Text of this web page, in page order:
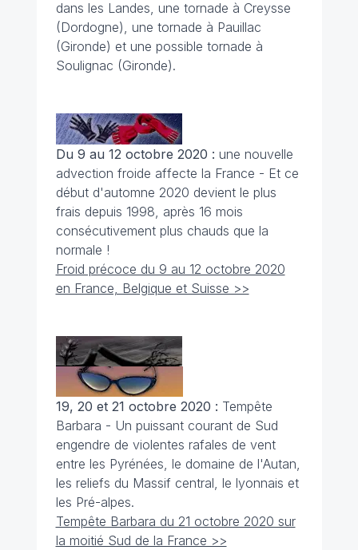
dans les Landes, une tornade à Creysse
(Dordogne), une tornade à Pauillac
(Gironde) et une possible tornade à
Soulignac (Gironde).
Du 9 au 12 octobre 2020 : une nouvelle
advection froide affecte la France - Et ce
début d'automne 2020 devient le plus
frais depuis 1998, après 16 mois
consécutivement plus chauds que la
normale !
Froid précoce du 9 au 12 octobre 2020
en France, Belgique et Suisse >>
19, 20 et 21 octobre 2020 : Tempête
Barbara - Un puissant courant de Sud
engendre de violentes rafales de vent
entre les Pyrénées, le domaine de l'Autan,
les reliefs du Massif central, le lyonnais et
les Pré-alpes.
Tempête Barbara du 21 octobre 2020 sur
la moitié Sud de la France >>